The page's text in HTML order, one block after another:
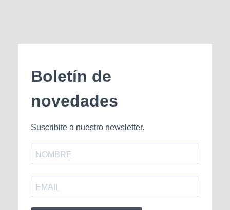
Boletín de
novedades
Suscribite a nuestro newsletter.